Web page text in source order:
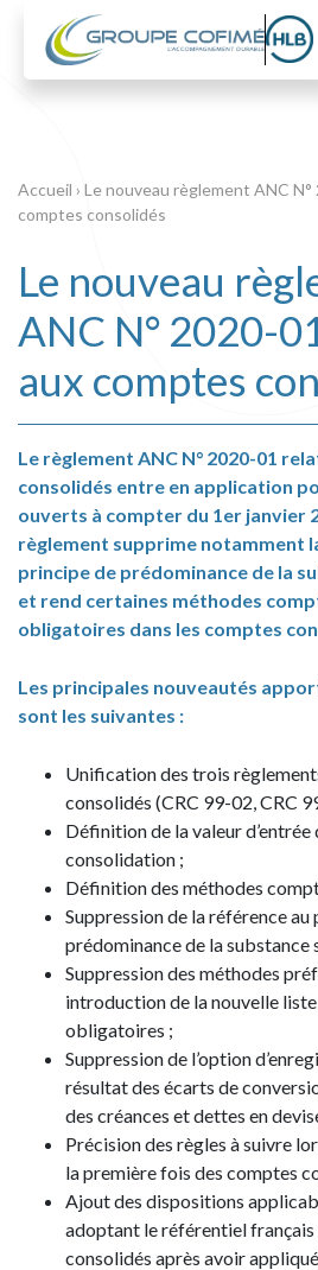
Accueil › Le nouveau règlement ANC
comptes consolidés
Le nouveau
ANC N° 2020-
aux comptes
Le règlement ANC N° 2020-01
consolidés entre en application
ouverts à compter du 1er janvier
règlement supprime notamment
principe de prédominance de la
et rend certaines méthodes
obligatoires dans les comptes
Les principales nouveautés
sont les suivantes :
Unification des trois
consolidés (CRC 99-02, CRC
Définition de la valeur
consolidation ;
Définition des méthodes
Suppression de la référence au
prédominance de la substance
Suppression des méthodes
introduction de la nouvelle
obligatoires ;
Suppression de l’option
résultat des écarts de
des créances et dettes en
Précision des règles à suivre
la première fois des comptes
Ajout des dispositions
adoptant le référentiel français
consolidés après avoir